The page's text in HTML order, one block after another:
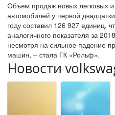
Объем продаж новых легковых и
автомобилей у первой
году составил 126 927 единиц,
аналогичного показателя за
несмотря на сильное падение
машин, – стала ГК «Рольф».
Новости